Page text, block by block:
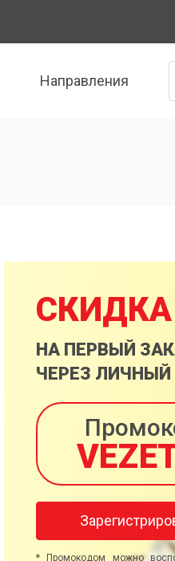
Направления
СКИДКА
НА ПЕРВЫЙ
ЧЕРЕЗ ЛИЧНЫЙ
* Промокодом можно